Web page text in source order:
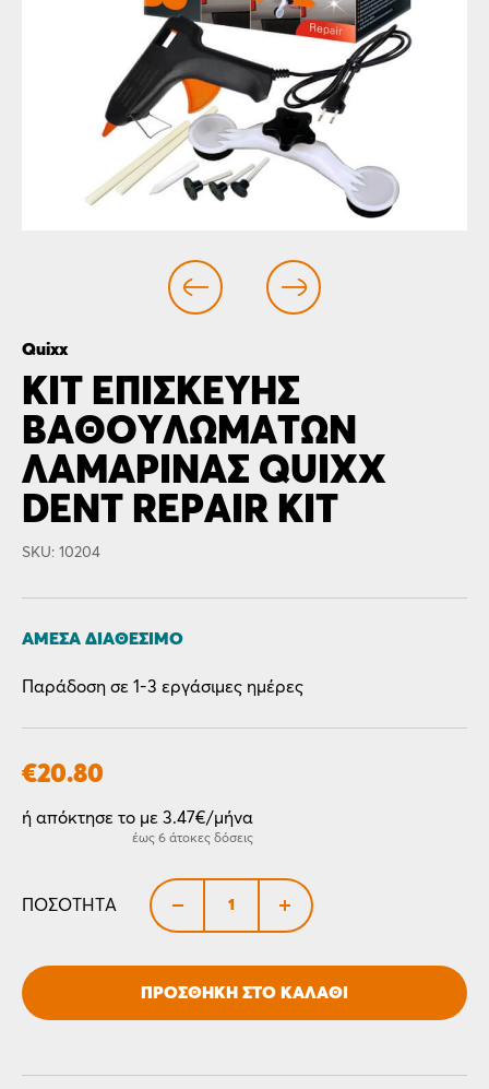
Quixx
ΚΙΤ EΠΙΣΚΕΥΗΣ
ΒΑΘΟΥΛΩΜΑΤΩΝ
ΛΑΜΑΡΙΝΑΣ QUIXX
DENT REPAIR KIT
SKU: 10204
ΆΜΕΣΑ ΔΙΑΘΈΣΙΜΟ
Παράδοση σε 1-3 εργάσιμες ημέρες
€20.80
ή απόκτησε το με 3.47€/μήνα
έως 6 άτοκες δόσεις
ΠΟΣΌΤΗΤΑ
+
ΠΡΟΣΘΉΚΗ ΣΤΟ ΚΑΛΆΘΙ